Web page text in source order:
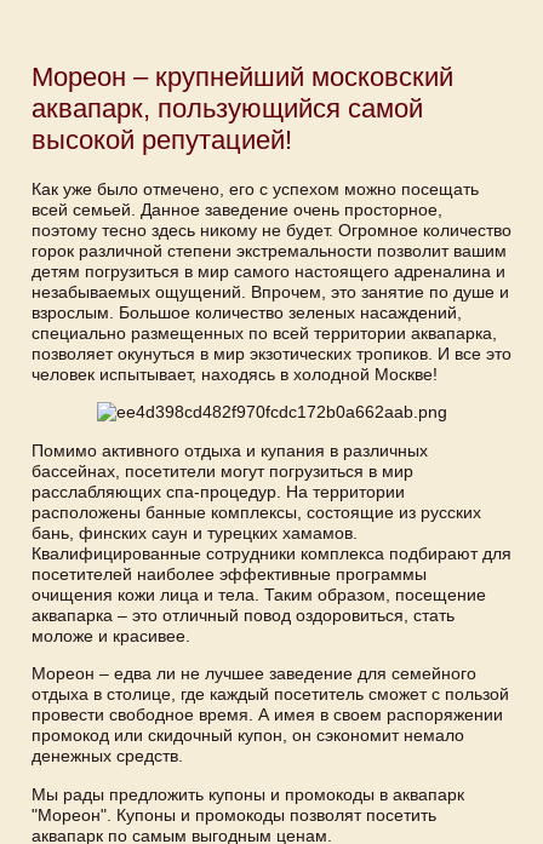
Мореон – крупнейший московский
аквапарк, пользующийся самой
высокой репутацией!
Как уже было отмечено, его с успехом можно посещать
всей семьей. Данное заведение очень просторное,
поэтому тесно здесь никому не будет. Огромное количество
горок различной степени экстремальности позволит вашим
детям погрузиться в мир самого настоящего адреналина и
незабываемых ощущений. Впрочем, это занятие по душе и
взрослым. Большое количество зеленых насаждений,
специально размещенных по всей территории аквапарка,
позволяет окунуться в мир экзотических тропиков. И все это
человек испытывает, находясь в холодной Москве!
Помимо активного отдыха и купания в различных
бассейнах, посетители могут погрузиться в мир
расслабляющих спа-процедур. На территории
расположены банные комплексы, состоящие из русских
бань, финских саун и турецких хамамов.
Квалифицированные сотрудники комплекса подбирают для
посетителей наиболее эффективные программы
очищения кожи лица и тела. Таким образом, посещение
аквапарка – это отличный повод оздоровиться, стать
моложе и красивее.
Мореон – едва ли не лучшее заведение для семейного
отдыха в столице, где каждый посетитель сможет с пользой
провести свободное время. А имея в своем распоряжении
промокод или скидочный купон, он сэкономит немало
денежных средств.
Мы рады предложить купоны и промокоды в аквапарк
"Мореон". Купоны и промокоды позволят посетить
аквапарк по самым выгодным ценам.